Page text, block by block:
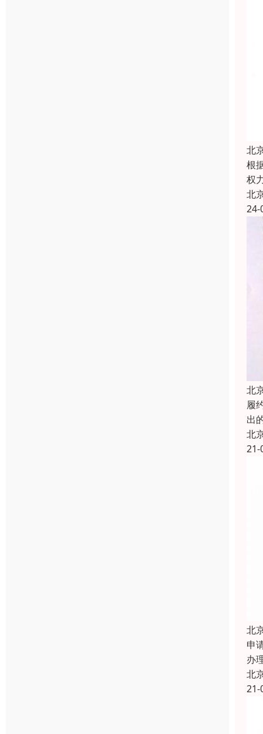
北
根
权
北
24-
北
履
出
北
21-
北
申
办
北
21-